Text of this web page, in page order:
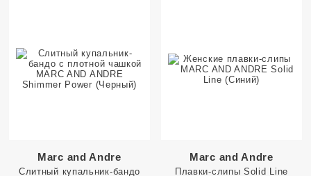
Marc and Andre
Слитный купальник-бандо
Marc and Andre
Плавки-слипы Solid Line